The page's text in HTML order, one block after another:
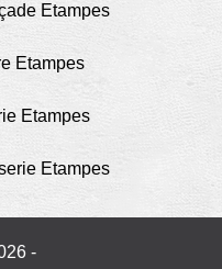
Etampes
Etampes
Etampes
Etampes
-